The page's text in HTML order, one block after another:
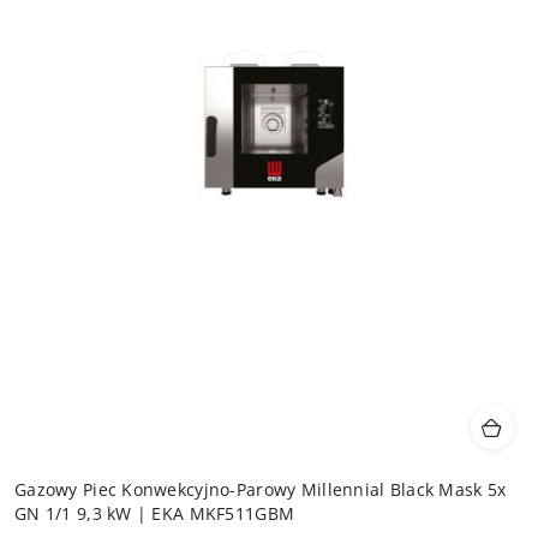
Gazowy Piec Konwekcyjno-Parowy Millennial Black Mask 5x
GN 1/1 9,3 kW | EKA MKF511GBM